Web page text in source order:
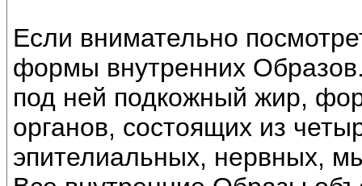
Если внимательно
формы внутренних
под ней подкожный жир,
органов, состоящих из
эпителиальных, нервных,